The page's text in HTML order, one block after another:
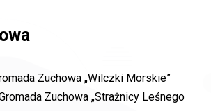
Zuchowa „Wilczki Morskie”
Zuchowa „Strażnicy Leśnego